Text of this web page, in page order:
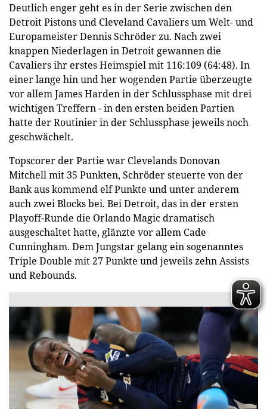
Deutlich enger geht es in der Serie zwischen den
Detroit Pistons und Cleveland Cavaliers um Welt- und
Europameister Dennis Schröder zu. Nach zwei
knappen Niederlagen in Detroit gewannen die
Cavaliers ihr erstes Heimspiel mit 116:109 (64:48). In
einer lange hin und her wogenden Partie überzeugte
vor allem James Harden in der Schlussphase mit drei
wichtigen Treffern - in den ersten beiden Partien
hatte der Routinier in der Schlussphase jeweils noch
geschwächelt.
Topscorer der Partie war Clevelands Donovan
Mitchell mit 35 Punkten, Schröder steuerte von der
Bank aus kommend elf Punkte und unter anderem
auch zwei Blocks bei. Bei Detroit, das in der ersten
Playoff-Runde die Orlando Magic dramatisch
ausgeschaltet hatte, glänzte vor allem Cade
Cunningham. Dem Jungstar gelang ein sogenanntes
Triple Double mit 27 Punkte und jeweils zehn Assists
und Rebounds.